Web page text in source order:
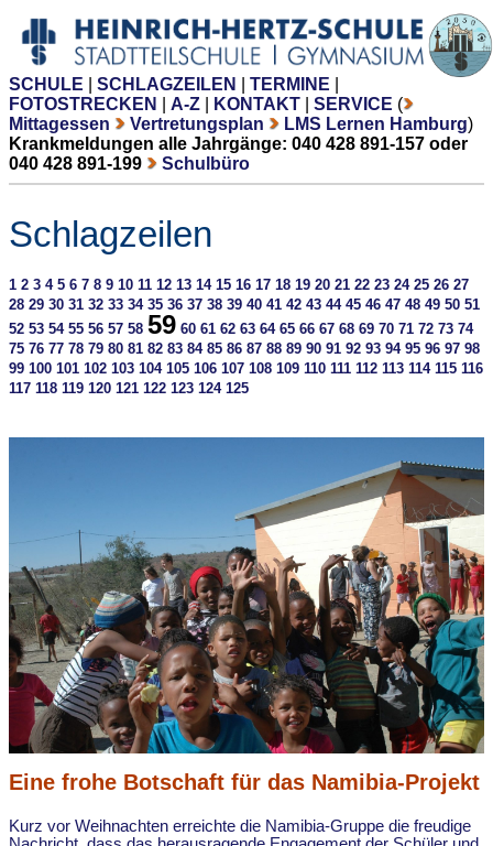
SCHULE SCHLAGZEILEN TERMINE
FOTOSTRECKEN
A-Z KONTAKT SERVICE (
Mittagessen
Vertretungsplan LMS Lernen Hamburg)
Krankmeldungen alle Jahrgänge: 040 428 891-157 oder
040 428 891-199
Schulbüro
Schlagzeilen
1 2 3 4 5 6 7 8 9 10 11 12 13 14 15 16 17 18 19 20 21 22 23 24 25 26 27
28 29 30 31 32 33 34 35 36 37 38 39 40 41 42 43 44 45 46 47 48 49 50 51
52 53 54 55 56 57 58 59 60 61 62 63 64 65 66 67 68 69 70 71 72 73 74
75 76 77 78 79 80 81 82 83 84 85 86 87 88 89 90 91 92 93 94 95 96 97 98
99 100 101 102 103 104 105 106 107 108 109 110 111 112 113 114 115 116
117 118 119 120 121 122 123 124 125
Eine frohe Botschaft für das Namibia-Projekt
Kurz vor Weihnachten erreichte die Namibia-Gruppe die freudige